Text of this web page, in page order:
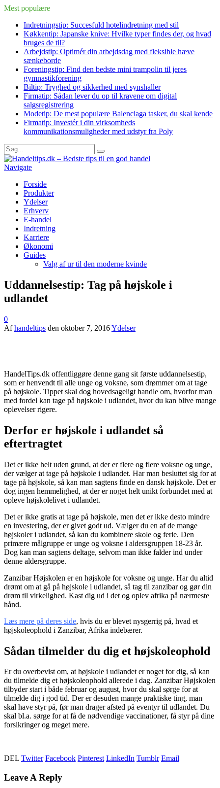
Mest populære
Indretningstip: Succesfuld hotelindretning med stil
Køkkentip: Japanske knive: Hvilke typer findes der, og hvad
bruges de til?
Arbejdstip: Optimér din arbejdsdag med fleksible hæve
sænkeborde
Foreningstip: Find den bedste mini trampolin til jeres
gymnastikforening
Biltip: Tryghed og sikkerhed med synshaller
Firmatip: Sådan lever du op til kravene om digital
salgsregistrering
Modetip: De mest populære Balenciaga tasker, du skal kende
Firmatip: Investér i din virksomheds
kommunikationsmuligheder med udstyr fra Poly
Navigate
Forside
Produkter
Ydelser
Erhverv
E-handel
Indretning
Karriere
Økonomi
Guides
Valg af ur til den moderne kvinde
Uddannelsestip: Tag på højskole i
udlandet
0
Afhandeltips den oktober 7, 2016Ydelser
HandelTips.dk offentliggøre denne gang sit første uddannelsestip,
som er henvendt til alle unge og voksne, som drømmer om at tage
på højskole. Tippet skal dog hovedsageligt handle om, hvorfor man
med fordel kan tage på højskole i udlandet, hvor du kan blive mange
oplevelser rigere.
Derfor er højskole i udlandet så
eftertragtet
Det er ikke helt uden grund, at der er flere og flere voksne og unge,
der vælger at tage på højskole i udlandet. Har man besluttet sig for at
tage på højskole, så kan man sagtens finde en dansk højskole. Det er
dog ingen hemmelighed, at der er noget helt unikt forbundet med at
opleve højskolelivet i udlandet.
Det er ikke gratis at tage på højskole, men det er ikke desto mindre
en investering, der er givet godt ud. Vælger du en af de mange
højskoler i udlandet, så kan du kombinere skole og ferie. Den
primære målgruppe er unge og voksne i aldersgruppen 18-23 år.
Dog kan man sagtens deltage, selvom man ikke falder ind under
denne aldersgruppe.
Zanzibar Højskolen er en højskole for voksne og unge. Har du altid
drømt om at gå på højskole i udlandet, så tag til zanzibar og gør din
drøm til virkelighed. Kast dig ud i det og oplev afrika på nærmeste
hånd.
Læs mere på deres side, hvis du er blevet nysgerrig på, hvad et
højskoleophold i Zanzibar, Afrika indebærer.
Sådan tilmelder du dig et højskoleophold
Er du overbevist om, at højskole i udlandet er noget for dig, så kan
du tilmelde dig et højskoleophold allerede i dag. Zanzibar Højskolen
tilbyder start i både februar og august, hvor du skal sørge for at
tilmelde dig i god tid. Der er desuden mange praktiske ting, man
skal have styr på, før man drager afsted på eventyr til udlandet. Du
skal bl.a. sørge for at få de nødvendige vaccinationer, få styr på dine
forsikringer og meget mere.
DEL Twitter Facebook Pinterest LinkedIn Tumblr Email
Leave A Reply